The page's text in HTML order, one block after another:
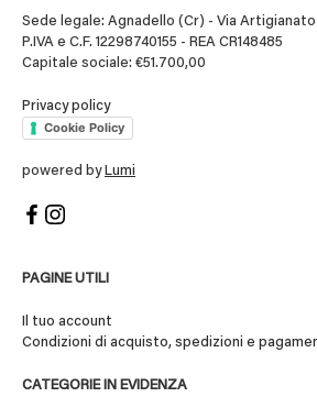
Sede legale: Agnadello (Cr) - Via Artigianato
P.IVA e C.F. 12298740155 - REA CR148485
Capitale sociale: €51.700,00
Privacy policy
Cookie Policy
powered by Lumi
PAGINE UTILI
Il tuo account
Condizioni di acquisto, spedizioni e
CATEGORIE IN EVIDENZA